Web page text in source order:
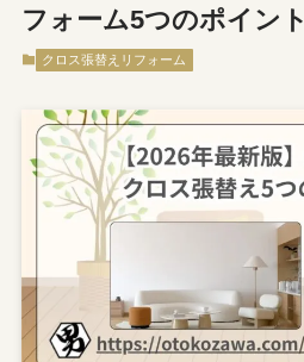
フォーム5つのポイント
クロス張替えリフォーム